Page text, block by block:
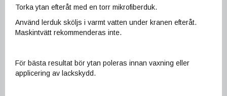
Torka ytan efteråt med en torr mikrofiberduk.
Använd lerduk sköljs i varmt vatten under kranen efteråt.
Maskintvätt rekommenderas inte.
För bästa resultat bör ytan poleras innan vaxning eller
applicering av lackskydd.